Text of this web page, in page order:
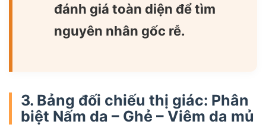
đánh giá toàn diện để tìm
nguyên nhân gốc rễ.
3. Bảng đối chiếu thị giác: Phân
biệt Nấm da – Ghẻ – Viêm da mủ